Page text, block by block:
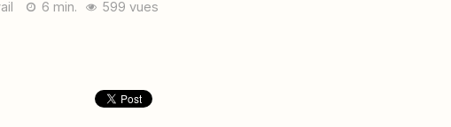
6 min. 599 vues